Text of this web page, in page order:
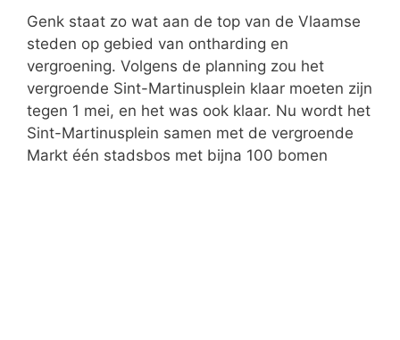
Genk staat zo wat aan de top van de Vlaamse
steden op gebied van ontharding en
vergroening. Volgens de planning zou het
vergroende Sint-Martinusplein klaar moeten zijn
tegen 1 mei, en het was ook klaar. Nu wordt het
Sint-Martinusplein samen met de vergroende
Markt één stadsbos met bijna 100 bomen